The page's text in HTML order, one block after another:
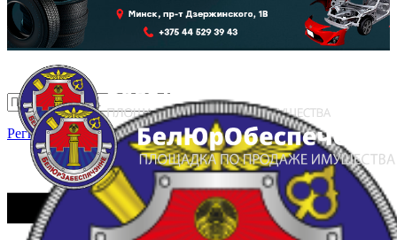
Регистрация Вход